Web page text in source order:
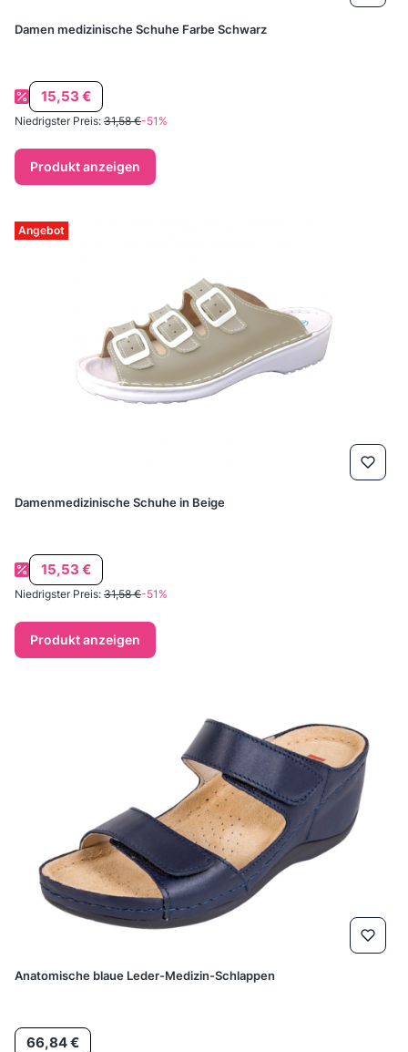
Damen medizinische Schuhe Farbe Schwarz
Aktionspreis
15,53 €
Niedrigster Preis: 31,58 €-51%
Produkt anzeigen
Angebot
Damenmedizinische Schuhe in Beige
Aktionspreis
15,53 €
Niedrigster Preis: 31,58 €-51%
Produkt anzeigen
Anatomische blaue Leder-Medizin-Schlappen
Preis
66,84 €